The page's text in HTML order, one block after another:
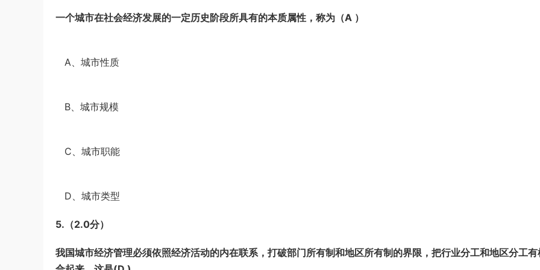
一个城市在社会经济发展的一定历史阶段所具有的本质属性，称为（A ）
A、城市性质
B、城市规模
C、城市职能
D、城市类型
5. （2.0分）
我国城市经济管理必须依照经济活动的内在联系，打破部门所有制和地区所有制的界限，把行业分工和地区分工有